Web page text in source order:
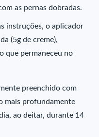
as pernas dobradas.
instruções, o aplicador
(5g de creme),
que permaneceu no
preenchido com
mais profundamente
ao deitar, durante 14